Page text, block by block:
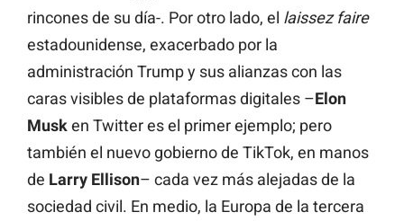
rincones de su día-. Por otro lado, el laissez faire
estadounidense, exacerbado por la
administración Trump y sus alianzas con las
caras visibles de plataformas digitales –Elon
Musken Twitter es el primer ejemplo; pero
también el nuevo gobierno de TikTok, en manos
de Larry Ellison– cada vez más alejadas de la
sociedad civil. En medio, la Europa de la tercera